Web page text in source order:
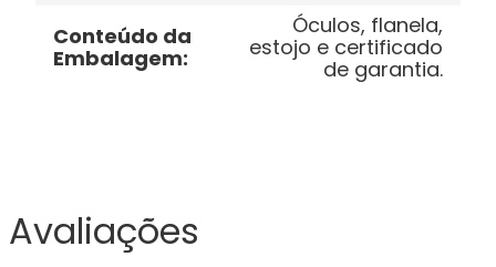
Conteúdo da
Embalagem:
Óculos, flanela,
estojo e certificado
de garantia.
Avaliações